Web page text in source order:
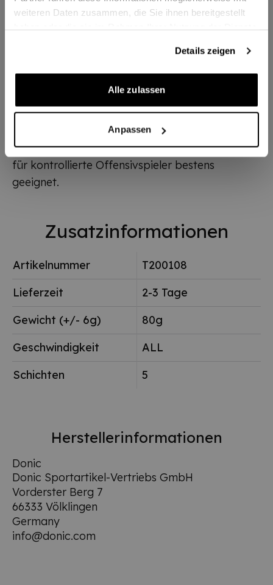
weiteren Daten zusammen, die Sie ihnen bereitgestellt
Details zeigen
Alle zulassen
Anpassen
Allroundbereich. Nun ist es erstmals gelungen
Allroundholz mit dünnen Fineline
Spieleigenschaften negativ zu beeinflussen.
Das DONIC Epox Control weist exzellente
Kontrollwerte auf und hat keinerlei
unangenehme Vibration. Mit medium bis
relativ harten DONIC Formula Belägen auch
für kontrollierte Offensivspieler bestens
geeignet.
Zusatzinformationen
Artikelnummer
T200108
Lieferzeit
2-3 Tage
Gewicht (+/- 6g)
80g
Geschwindigkeit
ALL
Schichten
5
Herstellerinformationen
Donic
Donic Sportartikel-Vertriebs GmbH
Vorderster Berg 7
66333 Völklingen
Germany
info@donic.com